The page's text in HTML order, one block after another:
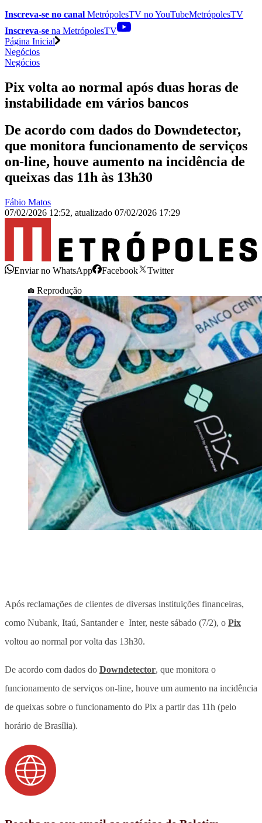
Inscreva-se no canal MetrópolesTV noYouTubeMetrópolesTV
Inscreva-se na MetrópolesTV
Página Inicial
Negócios
Negócios
Pix volta ao normal após duas horas de
instabilidade em vários bancos
De acordo com dados do Downdetector,
que monitora funcionamento de serviços
on-line, houve aumento na incidência de
queixas das 11h às 13h30
Fábio Matos
07/02/2026 12:52, atualizado 07/02/2026 17:29
Enviar no WhatsApp Facebook
Twitter
Reprodução
Após reclamações de clientes de diversas instituições financeiras,
como Nubank, Itaú, Santander e Inter, neste sábado (7/2), o Pix
voltou ao normal por volta das 13h30.
De acordo com dados do Downdetector, que monitora o
funcionamento de serviços on-line, houve um aumento na incidência
de queixas sobre o funcionamento do Pix a partir das 11h (pelo
horário de Brasília).